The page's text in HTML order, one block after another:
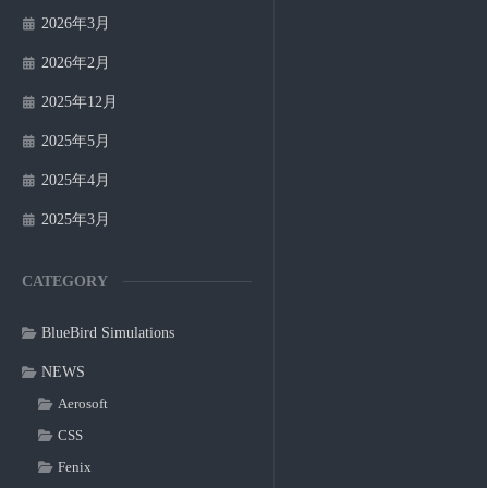
2026年3月
2026年2月
2025年12月
2025年5月
2025年4月
2025年3月
CATEGORY
BlueBird Simulations
NEWS
Aerosoft
CSS
Fenix